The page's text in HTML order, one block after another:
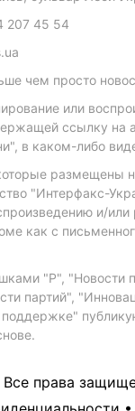
207 45 54
чем просто
или
ссылку на
в каком-либо
размещены
"Интерфакс-
и/или
как с
"Р", "Новости
партий",
права